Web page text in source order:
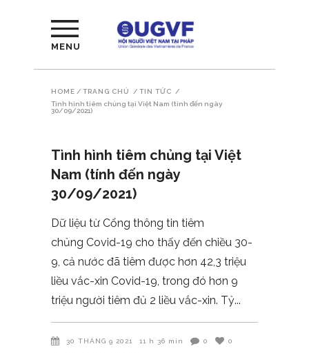
MENU
HOME / TRANG CHỦ / TIN TỨC
/
Tình hình tiêm chủng tại Việt Nam (tính đến ngày
30/09/2021)
Tình hình tiêm chủng tại Việt
Nam (tính đến ngày
30/09/2021)
Dữ liệu từ Cổng thông tin tiêm
chủng Covid-19 cho thấy đến chiều 30-
9, cả nước đã tiêm được hơn 42,3 triệu
liều vắc-xin Covid-19, trong đó hơn 9
triệu người tiêm đủ 2 liều vắc-xin. Tỷ
30 THÁNG 9 2021 11 h 36 min 0 0